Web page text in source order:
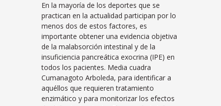
En la mayoría de los deportes que se
practican en la actualidad participan por lo
menos dos de estos factores, es
importante obtener una evidencia objetiva
de la malabsorción intestinal y de la
insuficiencia pancreática exocrina (IPE) en
todos los pacientes. Media cuadra
Cumanagoto Arboleda, para identificar a
aquéllos que requieren tratamiento
enzimático y para monitorizar los efectos